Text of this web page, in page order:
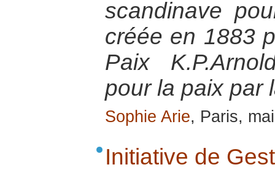
scandinave
créée en 1883
Paix
pour la paix par
Sophie Arie, Paris,
Initiative de